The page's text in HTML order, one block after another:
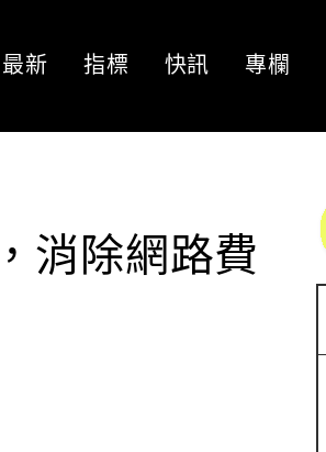
最新 指標 快訊 專欄
消除網路費